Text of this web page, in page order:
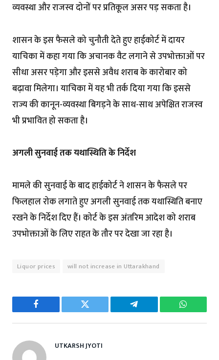
व्यवस्था और राजस्व दोनों पर प्रतिकूल असर पड़ सकता है।
शासन के इस फैसले को चुनौती देते हुए हाईकोर्ट में दायर
याचिका में कहा गया कि अचानक वैट लगाने से उपभोक्ताओं पर
सीधा असर पड़ेगा और इससे अवैध शराब के कारोबार को
बढ़ावा मिलेगा। याचिका में यह भी तर्क दिया गया कि इससे
राज्य की कानून-व्यवस्था बिगड़ने के साथ-साथ अपेक्षित राजस्व
भी प्रभावित हो सकता है।
अगली सुनवाई तक यथास्थिति के निर्देश
मामले की सुनवाई के बाद हाईकोर्ट ने शासन के फैसले पर
फिलहाल रोक लगाते हुए अगली सुनवाई तक यथास्थिति बनाए
रखने के निर्देश दिए हैं। कोर्ट के इस अंतरिम आदेश को शराब
उपभोक्ताओं के लिए राहत के तौर पर देखा जा रहा है।
Liquor prices will not increase in Uttarakhand
Facebook Twitter Telegram
UTKARSH JYOTI